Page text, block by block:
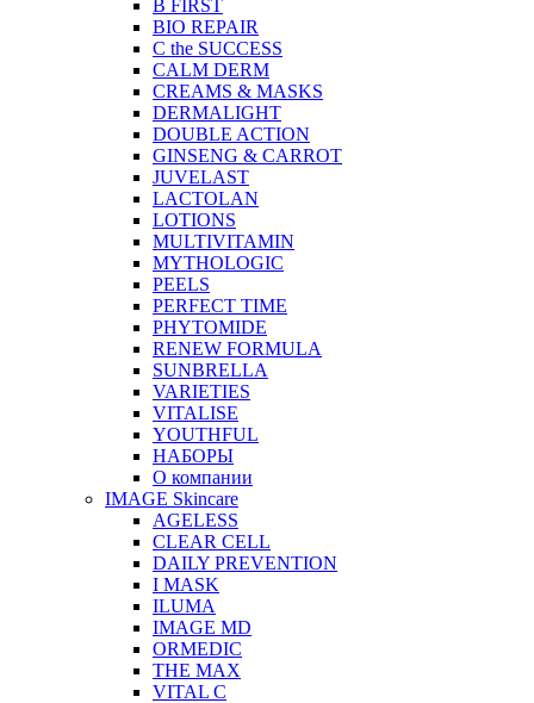
B FIRST
BIO REPAIR
C the SUCCESS
CALM DERM
CREAMS & MASKS
DERMALIGHT
DOUBLE ACTION
GINSENG & CARROT
JUVELAST
LACTOLAN
LOTIONS
MULTIVITAMIN
MYTHOLOGIC
PEELS
PERFECT TIME
PHYTOMIDE
RENEW FORMULA
SUNBRELLA
VARIETIES
VITALISE
YOUTHFUL
НАБОРЫ
О компании
IMAGE Skincare
AGELESS
CLEAR CELL
DAILY PREVENTION
I MASK
ILUMA
IMAGE MD
ORMEDIC
THE MAX
VITAL C